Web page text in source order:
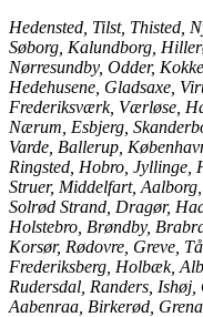
Hedensted, Tilst, Thisted,
Søborg, Kalundborg,
Nørresundby, Odder,
Hedehusene, Gladsaxe,
Frederiksværk, Værløse,
Nærum, Esbjerg,
Varde, Ballerup,
Ringsted, Hobro, Jyllinge,
Struer, Middelfart,
Solrød Strand, Dragør,
Holstebro, Brøndby,
Korsør, Rødovre, Greve,
Frederiksberg, Holbæk,
Rudersdal, Randers, Ishøj,
Aabenraa, Birkerød,